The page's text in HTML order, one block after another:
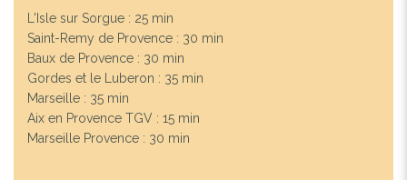
L'Isle sur Sorgue : 25 min
Saint-Remy de Provence : 30 min
Baux de Provence : 30 min
Gordes et le Luberon : 35 min
Marseille : 35 min
Aix en Provence TGV : 15 min
Marseille Provence : 30 min